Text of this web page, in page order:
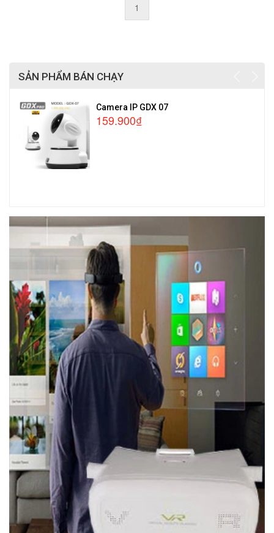
1
SẢN PHẨM BÁN CHẠY
Camera IP GDX 07
159.900₫